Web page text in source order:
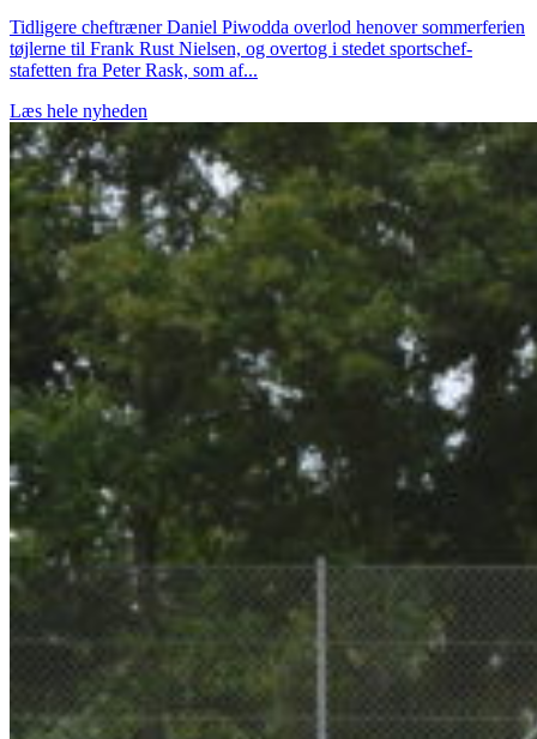
Tidligere cheftræner Daniel Piwodda overlod henover sommerferien
tøjlerne til Frank Rust Nielsen, og overtog i stedet sportschef-
stafetten fra Peter Rask, som af...
Læs hele nyheden